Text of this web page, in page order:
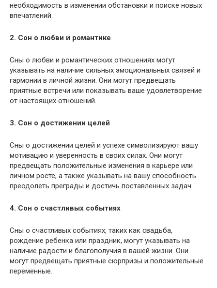
необходимость в изменении обстановки и поиске новых
впечатлений.
2. Сон о любви и романтике
Сны о любви и романтических отношениях могут
указывать на наличие сильных эмоциональных связей и
гармонии в личной жизни. Они могут предвещать
приятные встречи или показывать ваше удовлетворение
от настоящих отношений.
3. Сон о достижении целей
Сны о достижении целей и успехе символизируют вашу
мотивацию и уверенность в своих силах. Они могут
предвещать положительные изменения в карьере или
личном росте, а также указывать на вашу способность
преодолеть преграды и достичь поставленных задач.
4. Сон о счастливых событиях
Сны о счастливых событиях, таких как свадьба,
рождение ребенка или праздник, могут указывать на
наличие радости и благополучия в вашей жизни. Они
могут предвещать приятные сюрпризы и положительные
переменные.